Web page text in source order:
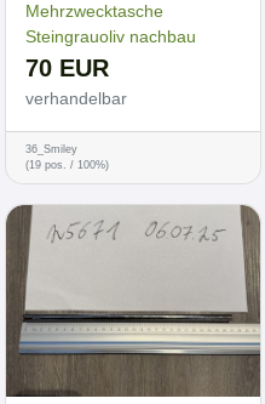
Mehrzwecktasche
Steingrauoliv nachbau
70 EUR
verhandelbar
36_Smiley
(19 pos. / 100%)